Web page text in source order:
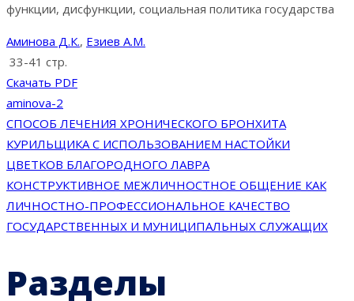
функции, дисфункции, социальная политика государства
Аминова Д.К., Езиев А.М.
33-41 стр.
Скачать PDF
aminova-2
Навигация
по
записям
СПОСОБ ЛЕЧЕНИЯ ХРОНИЧЕСКОГО БРОНХИТА
КУРИЛЬЩИКА С ИСПОЛЬЗОВАНИЕМ НАСТОЙКИ
ЦВЕТКОВ БЛАГОРОДНОГО ЛАВРА
КОНСТРУКТИВНОЕ МЕЖЛИЧНОСТНОЕ ОБЩЕНИЕ КАК
ЛИЧНОСТНО-ПРОФЕССИОНАЛЬНОЕ КАЧЕСТВО
ГОСУДАРСТВЕННЫХ И МУНИЦИПАЛЬНЫХ СЛУЖАЩИХ
Разделы